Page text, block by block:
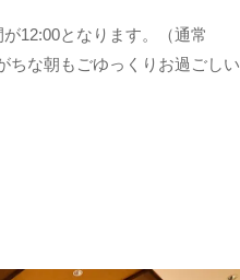
12:00となります。（通常
ちな朝もごゆっくりお過ごしい